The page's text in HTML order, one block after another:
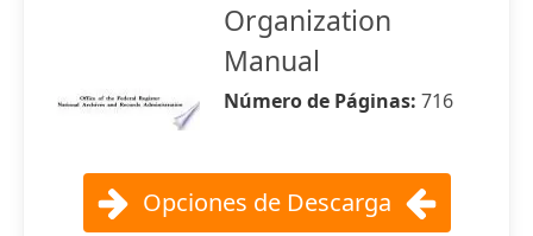
Organization
Manual
Número de Páginas: 716
Opciones de Descarga